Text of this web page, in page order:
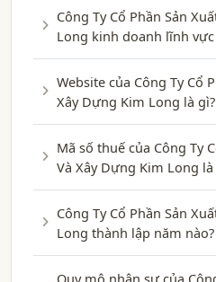
Công Ty Cổ Phần Sản
Long kinh doanh lĩnh vực
Website của Công Ty Cổ
Xây Dựng Kim Long là gì?
Mã số thuế của Công Ty
Và Xây Dựng Kim Long là
Công Ty Cổ Phần Sản
Long thành lập năm nào?
Quy mô nhân sự của